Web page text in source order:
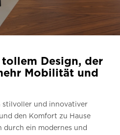
Design, der
Mobilität und
und innovativer
den Komfort zu Hause
durch ein modernes und